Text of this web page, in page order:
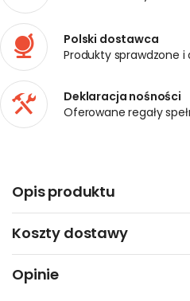
Polski dostawca
Produkty sprawdzone
Deklaracja nośności
Oferowane regały
Opis produktu
Koszty dostawy
Opinie